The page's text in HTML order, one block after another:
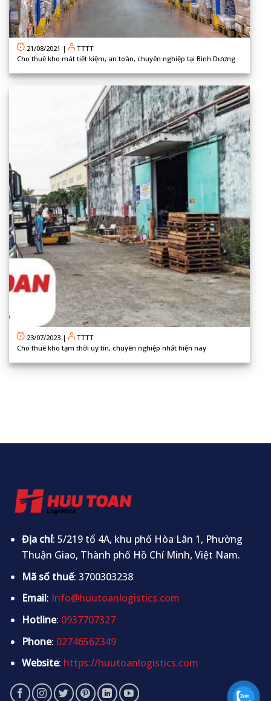
21/08/2021 |
TTTT
Cho thuê kho mát tiết kiệm, an toàn, chuyên nghiệp tại Bình Dương
23/07/2023 |
TTTT
Cho thuê kho tạm thời uy tín, chuyên nghiệp nhất hiện nay
Địa chỉ: 5/219 tổ 4A, khu phố Hòa Lân 1, Phường
Thuận Giao, Thành phố Hồ Chí Minh, Việt Nam.
Mã số thuế: 3700303238
Email: Info@huutoanlogistics.com
Hotline: 0937707327
Phone: 02746562349
Website: https://huutoanlogistics.com